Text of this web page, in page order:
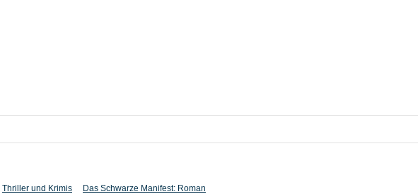
Thriller und Krimis Das Schwarze Manifest: Roman